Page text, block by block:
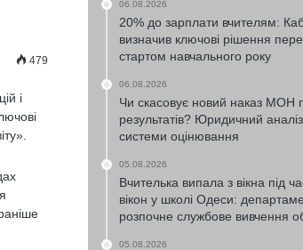
479
і
06.08.2026
20% до зарплати вчителям:
визначив ключові рішення
стартом навчального року
06.08.2026
Чи скасовує новий наказ МОН
результатів? Юридичний
системи оцінювання
05.08.2026
Вчителька випала з вікна під
вікон у школі Одеси:
розпочне службове вивчення
05.08.2026